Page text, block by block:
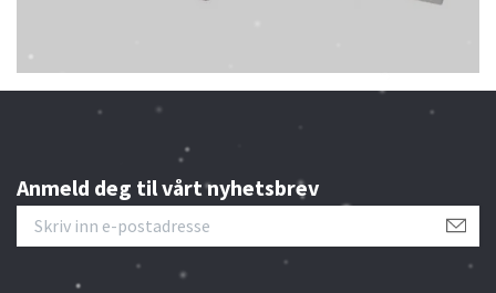
Anmeld deg til vårt nyhetsbrev